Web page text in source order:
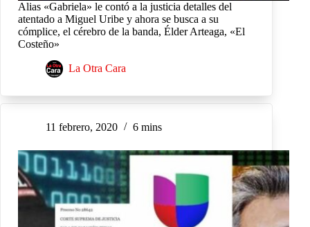
Alias «Gabriela» le contó a la justicia detalles del
atentado a Miguel Uribe y ahora se busca a su
cómplice, el cérebro de la banda, Élder Arteaga, «El
Costeño»
La Otra Cara
11 febrero, 2020 6 mins